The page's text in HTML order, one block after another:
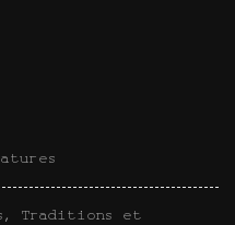
Traditions et